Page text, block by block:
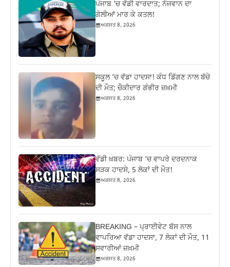
ਪੰਜਾਬ ‘ਚ ਵੱਡੀ ਵਾਰਦਾਤ; ਨੌਜਵਾਨ ਦਾ
ਗੋਲੀਆਂ ਮਾਰ ਕੇ ਕਤਲ!
ਅਗਸਤ 8, 2026
ਸਕੂਲ ’ਚ ਵੱਡਾ ਹਾਦਸਾ! ਕੰਧ ਡਿੱਗਣ ਨਾਲ ਬੱਚੇ
ਦੀ ਮੌਤ; ਚੌਕੀਦਾਰ ਗੰਭੀਰ ਜ਼ਖ਼ਮੀ
ਅਗਸਤ 8, 2026
ਵੱਡੀ ਖ਼ਬਰ: ਪੰਜਾਬ ‘ਚ ਵਾਪਰੇ ਦਰਦਨਾਕ
ਸੜਕ ਹਾਦਸੇ, 5 ਲੋਕਾਂ ਦੀ ਮੌਤ!
ਅਗਸਤ 8, 2026
BREAKING – ਪ੍ਰਾਈਵੇਟ ਬੱਸ ਨਾਲ
ਵਾਪਰਿਆ ਵੱਡਾ ਹਾਦਸਾ, 7 ਲੋਕਾਂ ਦੀ ਮੌਤ, 11
ਸਵਾਰੀਆਂ ਜ਼ਖ਼ਮੀ
ਅਗਸਤ 8, 2026